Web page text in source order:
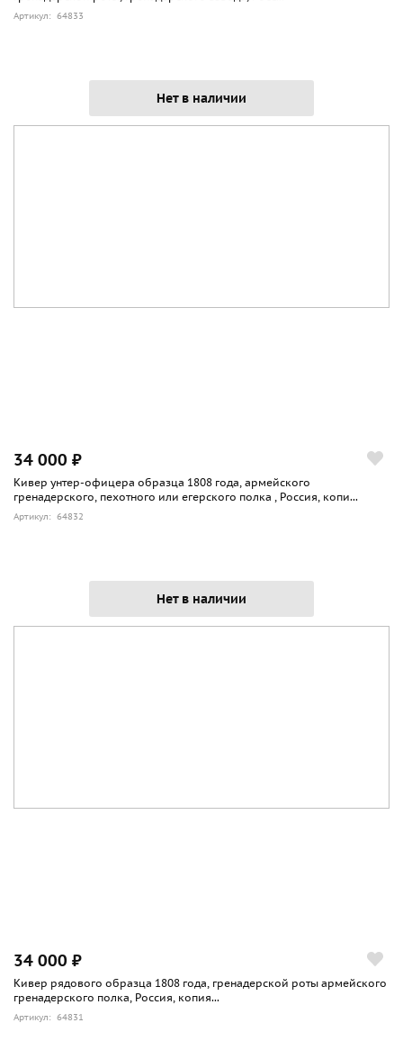
Артикул: 64833
Нет в наличии
34 000 ₽
Кивер унтер-офицера образца 1808 года, армейского
гренадерского, пехотного или егерского полка , Россия, копи...
Артикул: 64832
Нет в наличии
34 000 ₽
Кивер рядового образца 1808 года, гренадерской роты армейского
гренадерского полка, Россия, копия...
Артикул: 64831